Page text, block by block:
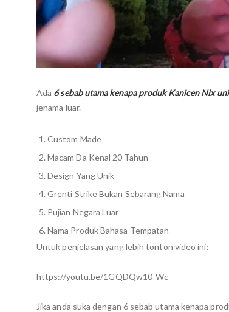
Ada 6 sebab utama kenapa produk Kanicen Nix
jenama luar.
Custom Made
Macam Da Kenal 20 Tahun
Design Yang Unik
Grenti Strike Bukan Sebarang Nama
Pujian Negara Luar
Nama Produk Bahasa Tempatan
Untuk penjelasan yang lebih tonton video ini:
https://youtu.be/1GQDQw10-Wc
Jika anda suka dengan 6 sebab utama kenapa